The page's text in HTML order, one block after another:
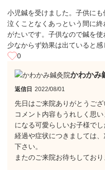
小児鍼を受けました。子供に
泣くことなくあっという間に
がたいです。子供なので鍼を使
少なからず効果は出ていると感
0
かわかみ
返信日 2022/08/01
先日はご来院ありがとうござ
コメント内容もうれしく思
になる可愛らしいお子様でし
経過や症状につきましては
下さい。
またのご来院お待ちしており